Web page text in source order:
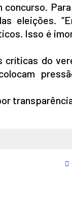
concurso.
eleições.
Isso é
críticas do